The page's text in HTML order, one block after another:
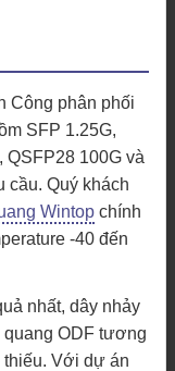
Công phân phối
SFP 1.25G,
QSFP28 100G và
cầu. Quý khách
Wintop chính
-40 đến
nhất, dây nhảy
quang ODF tương
thiếu. Với dự án